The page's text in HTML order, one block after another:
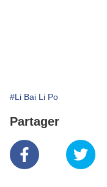
#Li Bai Li Po
Partager